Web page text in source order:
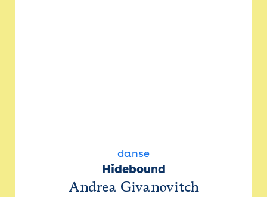
danse
Hidebound
Andrea Givanovitch